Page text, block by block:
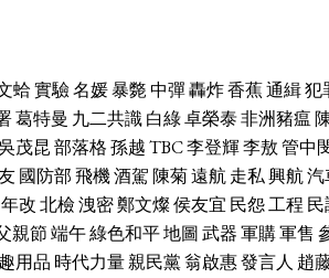
蛤實驗名媛暴斃中彈轟炸香蕉通緝犯
葛特曼 九二共識白綠卓榮泰非洲豬瘟
茂昆部落格孫越TBC李登輝李敖管中
國防部飛機酒駕陳菊遠航走私興航汽
年改北檢洩密鄭文燦侯友宜 民怨工程 民
親節端午綠色和平地圖武器軍購軍售
用品 時代力量親民黨翁啟惠發言人 趙